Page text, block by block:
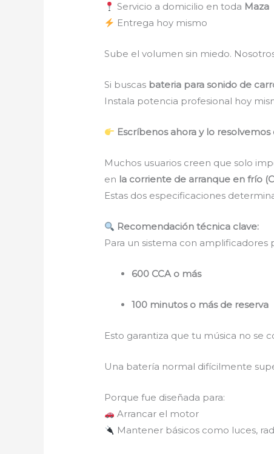
Servicio a domicilio en toda Maza
Entrega hoy mismo
Sube el volumen sin miedo.
Si buscas bateria para sonido de
Instala potencia profesional hoy
Escríbenos ahora y lo
Muchos usuarios creen que solo
en la corriente de arranque en frío
Estas dos especificaciones
Recomendación técnica clave:
Para un sistema con
600 CCA o más
100 minutos o más de reserva
Esto garantiza que tu música no se
Una batería normal difícilmente
Porque fue diseñada para:
Arrancar el motor
Mantener básicos como luces,